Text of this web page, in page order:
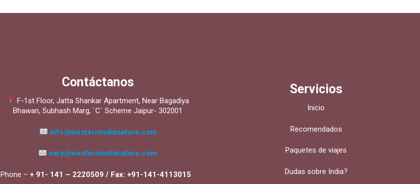
Contáctanos
F-1st Floor, Jatta Shankar Apartment, Near Bagadiya
Bhawan, Subhash Marg, `C` Scheme Jaipur- 302001
info@westernindianature.com
nary@westernindianature.com
Phone –+ 91- 141 – 2220509 / Fax: +91-141-4113015
Servicios
Inicio
Recomendados
Paquetes de viajes
Dudas sobre India?